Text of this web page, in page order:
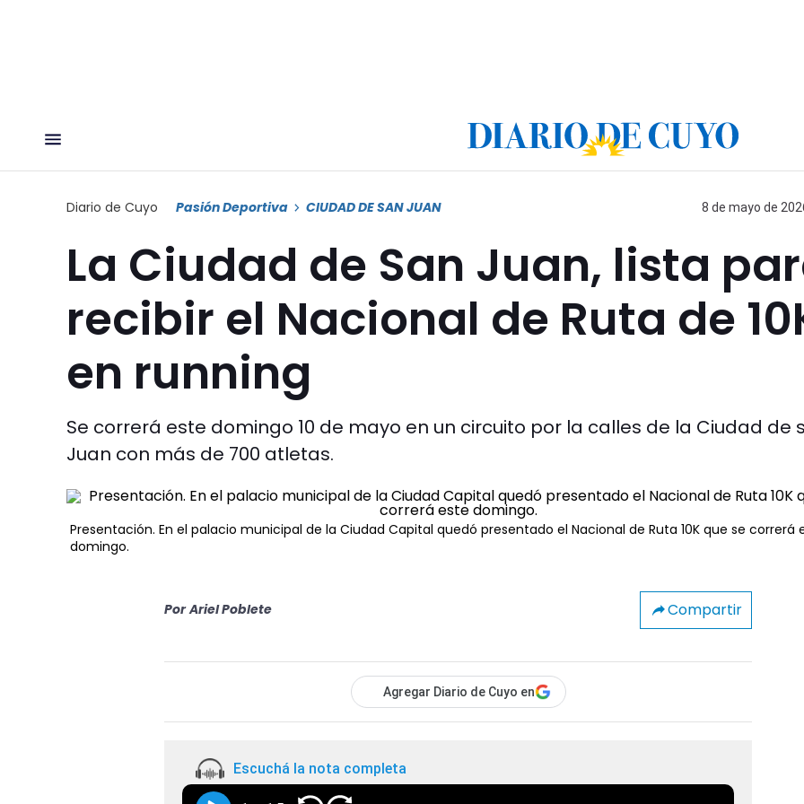
Diario de Cuyo Pasión Deportiva CIUDAD DE SAN JUAN 8 de mayo de
La Ciudad de San Juan, lista
recibir el Nacional de Ruta de
en running
Se correrá este domingo 10 de mayo en un circuito por la calles de la Ciudad de
Juan con más de 700 atletas.
Presentación. En el palacio municipal de la Ciudad Capital quedó presentado el Nacional de Ruta 10K que se correrá
domingo.
Por Ariel Poblete Compartir
Agregar Diario de Cuyo en
Escuchá la nota completa